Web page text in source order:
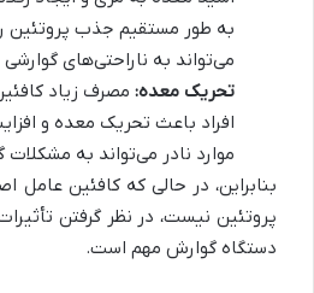
به طور مستقیم جذب پروتئین
می‌تواند به ناراحتی‌های
تحریک معده: مصرف زیاد
افراد باعث تحریک معده و
موارد نادر می‌تواند به
بنابراین، در حالی که کافئین عامل
پروتئین نیست، در نظر گرفتن
دستگاه گوارش مهم است.